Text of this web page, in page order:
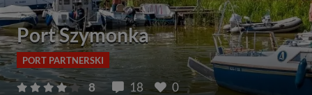
Port Szymonka
PORT PARTNERSKI
8 18
0